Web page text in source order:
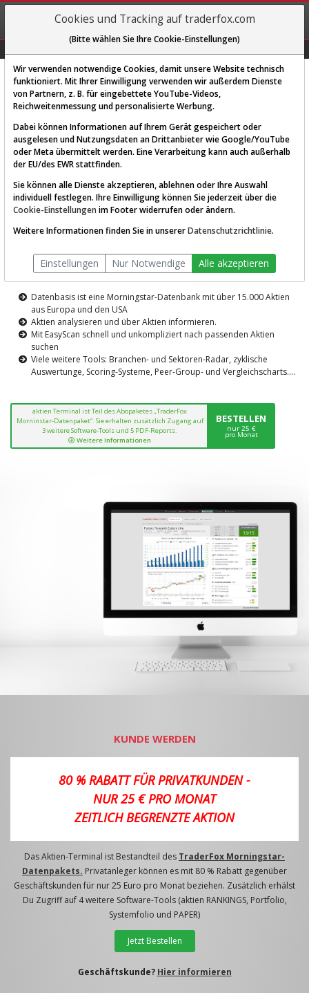
REGIS-
TRIEREN
Diese Funktion ist nur für
AKTIEN-TERMINAL
Die Aktienanalyse-Plattform von
TraderFox
Datenbasis ist eine Morningstar-Datenbank mit über 15.000 Aktien
aus Europa und den USA
Aktien analysieren und über Aktien informieren.
Mit EasyScan schnell und unkompliziert nach passenden Aktien
suchen
Viele weitere Tools: Branchen- und Sektoren-Radar, zyklische
Auswertunge, Scoring-Systeme, Peer-Group- und Vergleichscharts....
aktien Terminal ist Teil des Abopaketes „TraderFox
Morninstar-Datenpaket“. Sie erhalten zusätzlich Zugang auf
3 weitere Software-Tools und 5 PDF-Reports.
Weitere Informationen
BESTELLEN
nur 25 €
pro Monat
KUNDE WERDEN
80 % RABATT FÜR PRIVATKUNDEN -
NUR 25 € PRO MONAT
ZEITLICH BEGRENZTE AKTION
Das Aktien-Terminal ist Bestandteil des TraderFox Morningstar-
Datenpakets. Privatanleger können es mit 80 % Rabatt gegenüber
Geschäftskunden für nur 25 Euro pro Monat beziehen. Zusätzlich erhälst
Du Zugriff auf 4 weitere Software-Tools (aktien RANKINGS, Portfolio,
Systemfolio und PAPER)
Jetzt Bestellen
Geschäftskunde? Hier informieren
Cookies und Tracking auf traderfox.com
(Bitte wählen Sie Ihre Cookie-Einstellungen)
Wir verwenden notwendige Cookies, damit unsere Website technisch
funktioniert. Mit Ihrer Einwilligung verwenden wir außerdem Dienste
von Partnern, z. B. für eingebettete YouTube-Videos,
Reichweitenmessung und personalisierte Werbung.
Dabei können Informationen auf Ihrem Gerät gespeichert oder
ausgelesen und Nutzungsdaten an Drittanbieter wie Google/YouTube
oder Meta übermittelt werden. Eine Verarbeitung kann auch außerhalb
der EU/des EWR stattfinden.
Sie können alle Dienste akzeptieren, ablehnen oder Ihre Auswahl
individuell festlegen. Ihre Einwilligung können Sie jederzeit über die
Cookie-Einstellungen im Footer widerrufen oder ändern.
Weitere Informationen finden Sie in unsererDatenschutzrichtlinie.
Einstellungen Nur Notwendige Alle akzeptieren